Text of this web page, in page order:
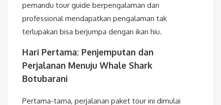
pemandu tour guide berpengalaman dan
professional mendapatkan pengalaman tak
terlupakan bisa berjumpa dengan ikan hiu.
Hari Pertama: Penjemputan dan
Perjalanan Menuju Whale Shark
Botubarani
Pertama-tama, perjalanan paket tour ini dimulai